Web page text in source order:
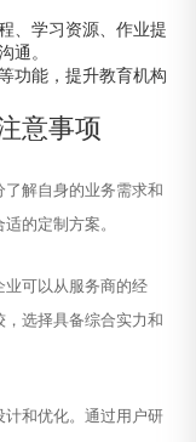
、学习资源、作业提
通。
功能，提升教育机构
意事项
解自身的业务需求和
的定制方案。
业可以从服务商的经
选择具备综合实力和
和优化。通过用户研